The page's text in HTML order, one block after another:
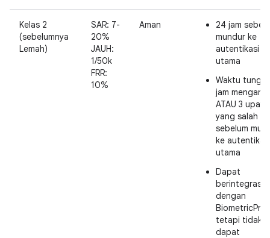
Kelas 2
(sebelumnya
Lemah)
SAR: 7-
20%
JAUH:
1/50k
FRR:
10%
Aman
24 jam
mundur ke
autentikasi
utama
Waktu
jam
ATAU 3 upaya
yang salah
sebelum
ke autentikasi
utama
Dapat
berintegrasi
dengan
tetapi tidak
dapat